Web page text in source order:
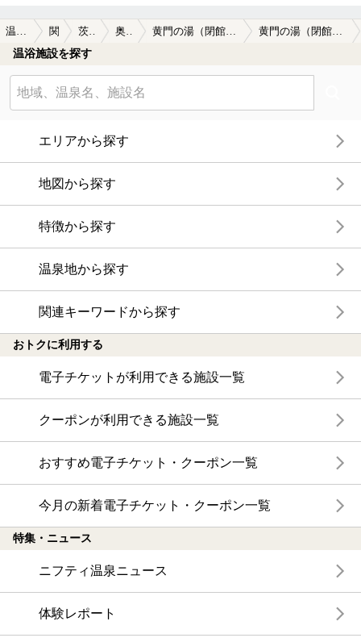
温泉TOP 茨城県 奥久慈 黄門の湯（閉館しました） 黄門の湯（閉館しました）の口コミ一覧
温浴施設を探す
エリアから探す
地図から探す
特徴から探す
温泉地から探す
関連キーワードから探す
おトクに利用する
電子チケットが利用できる施設一覧
クーポンが利用できる施設一覧
おすすめ電子チケット・クーポン一覧
今月の新着電子チケット・クーポン一覧
特集・ニュース
ニフティ温泉ニュース
体験レポート